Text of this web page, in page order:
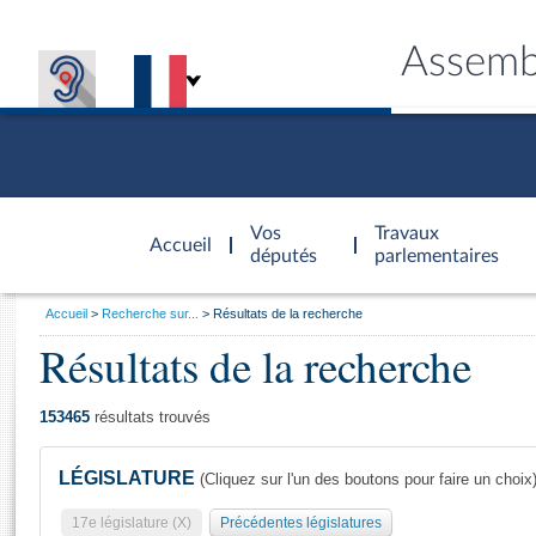
Accueil
d'accueil
Vos
députés
Travaux
parlementaires
Général
Vous
Accueil Recherche sur... Résultats de la recherche
Résultats de la recherche
153465 résultats trouvés
LÉGISLATURE (Cliquez sur l'un des boutons pour faire un choix)
17e législature (X) Précédentes législatures